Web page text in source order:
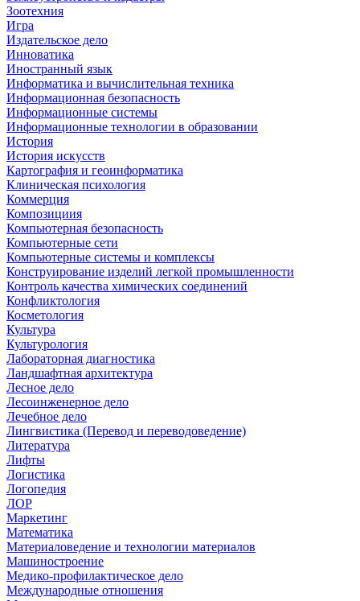
Зоотехния
Игра
Издательское дело
Инноватика
Иностранный язык
Информатика и вычислительная техника
Информационная безопасность
Информационные системы
Информационные технологии в образовании
История
История искусств
Картография и геоинформатика
Клиническая психология
Коммерция
Композициия
Компьютерная безопасность
Компьютерные сети
Компьютерные системы и комплексы
Конструирование изделий легкой промышленности
Контроль качества химических соединений
Конфликтология
Косметология
Культура
Культурология
Лабораторная диагностика
Ландшафтная архитектура
Лесное дело
Лесоинженерное дело
Лечебное дело
Лингвистика (Перевод и переводоведение)
Литература
Лифты
Логистика
Логопедия
ЛОР
Маркетинг
Математика
Материаловедение и технологии материалов
Машиностроение
Медико-профилактическое дело
Международные отношения